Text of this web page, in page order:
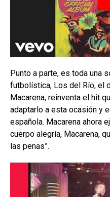
Punto a parte, es toda una
futbolística, Los del Río, el
Macarena, reinventa el hit
adaptarlo a esta ocasión y
española. Macarena ahora
cuerpo alegría, Macarena,
las penas”.